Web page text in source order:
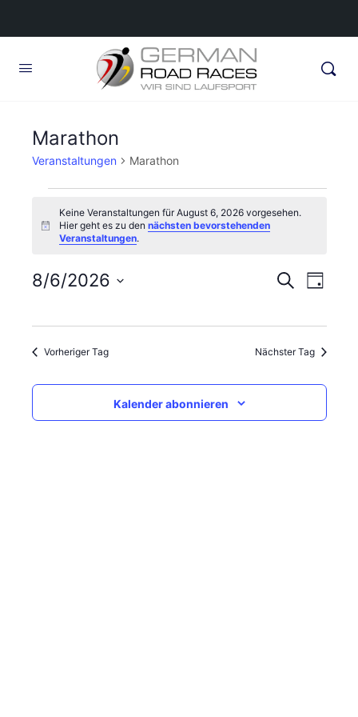
Marathon
Veranstaltungen Marathon
für
August
6,
Hinweis
Keine Veranstaltungen für August 6, 2026 vorgesehen.
Hier geht es zu dennächsten bevorstehenden
Veranstaltungen.
und
SucheTag
8/6/2026
wählen.
Vorheriger Tag Nächster Tag
Kalender abonnieren